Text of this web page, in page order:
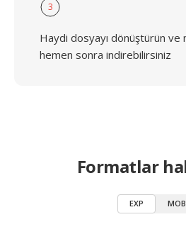
3
Haydi dosyayı dönüştürün ve
hemen sonra indirebilirsiniz
Formatlar
EXP